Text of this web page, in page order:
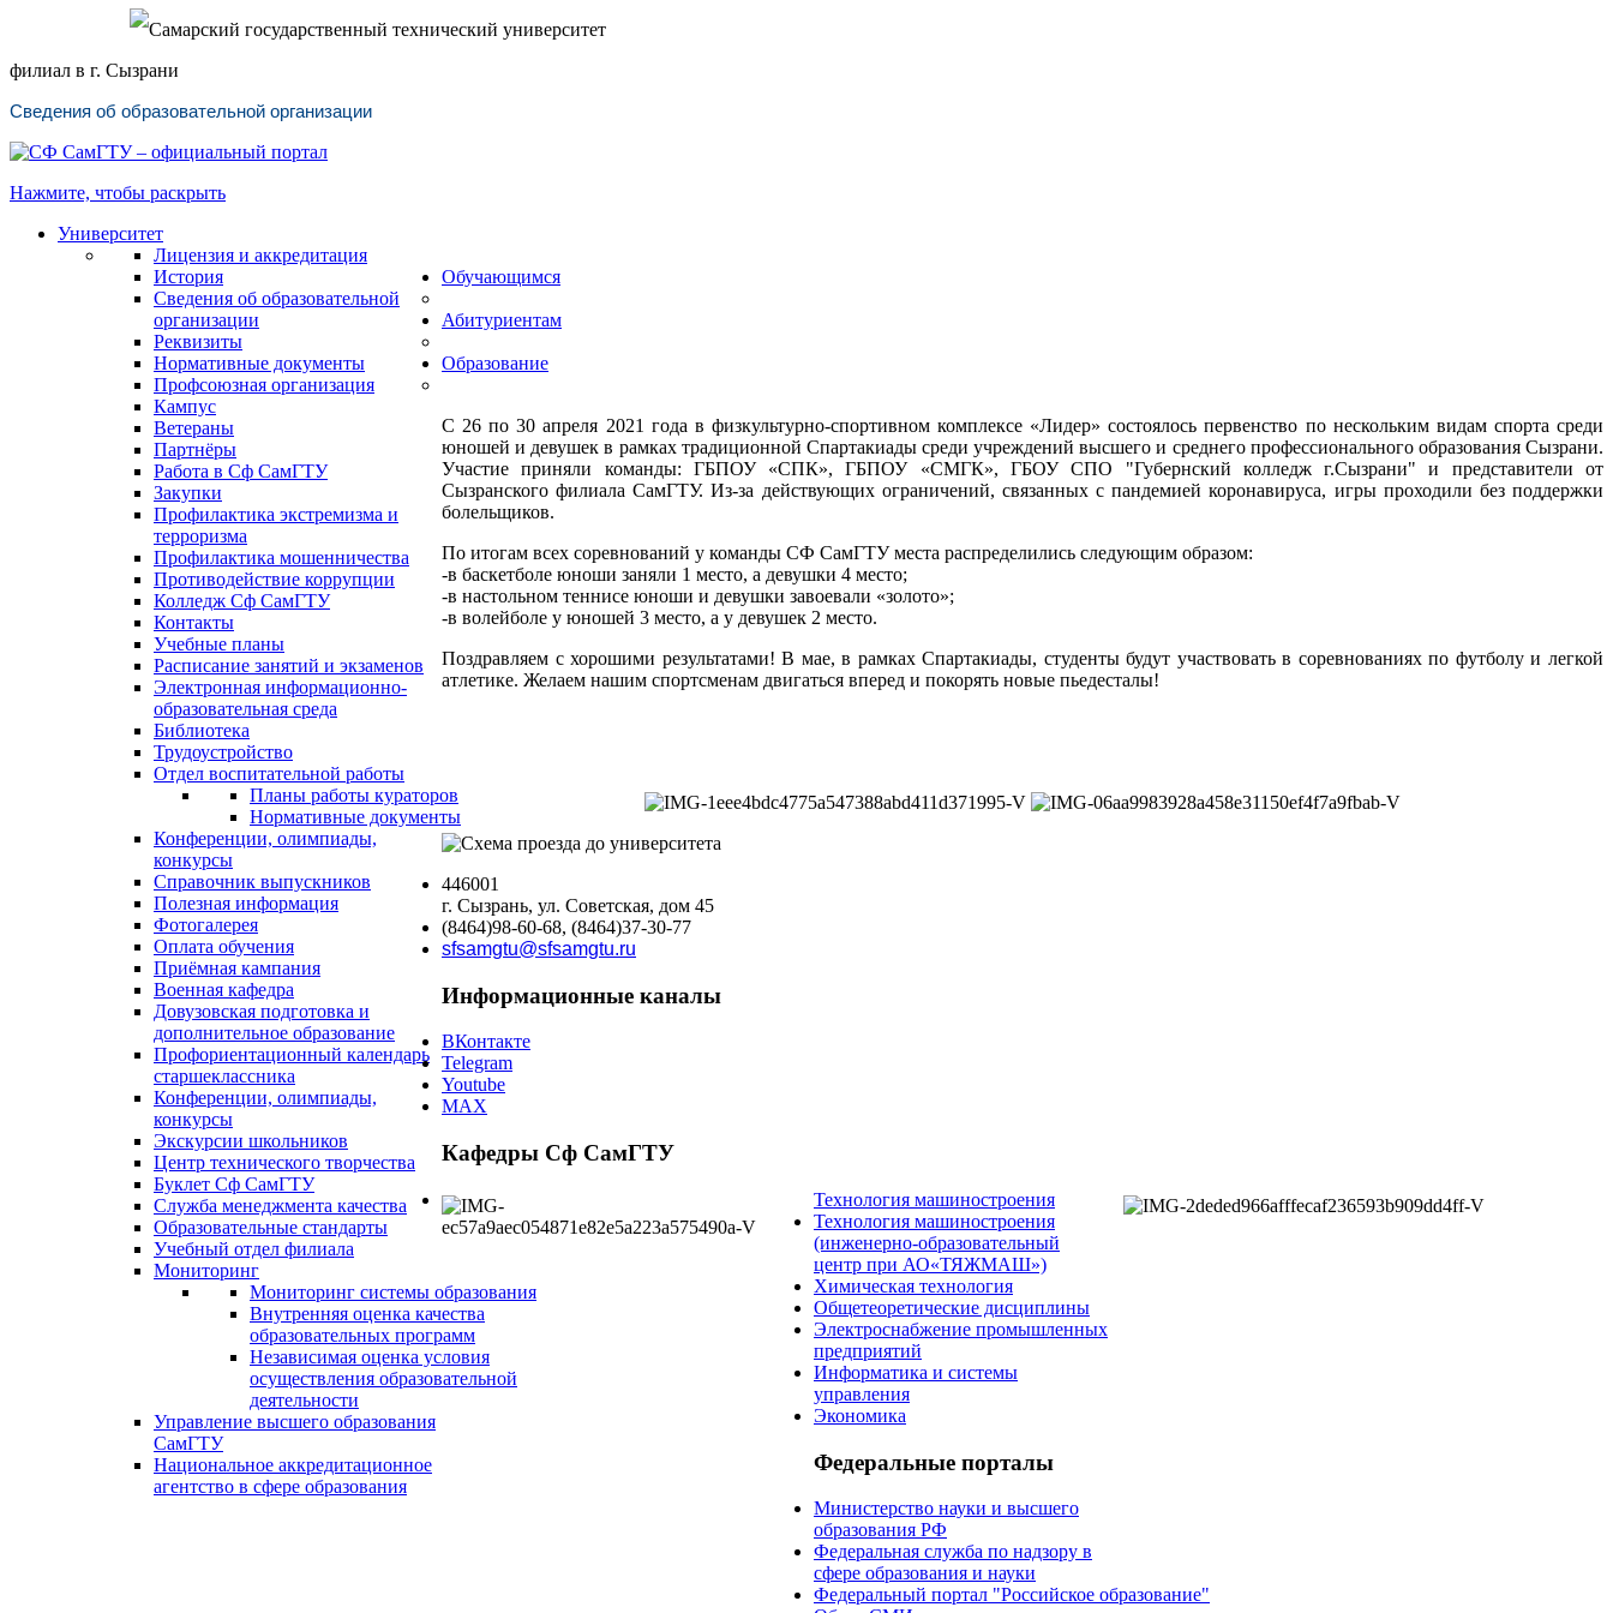
Самарский государственный технический университет
филиал в г. Сызрани
Сведения об образовательной организации
Нажмите, чтобы раскрыть
Университет
Лицензия и аккредитация
История
Сведения об образовательной
организации
Реквизиты
Нормативные документы
Профсоюзная организация
Кампус
Ветераны
Партнёры
Работа в Сф СамГТУ
Закупки
Профилактика экстремизма и
терроризма
Профилактика мошенничества
Противодействие коррупции
Колледж Сф СамГТУ
Контакты
Обучающимся
Учебные планы
Расписание занятий и экзаменов
Электронная информационно-
образовательная среда
Библиотека
Трудоустройство
Отдел воспитательной работы
Планы работы кураторов
Нормативные документы
Конференции, олимпиады,
конкурсы
Справочник выпускников
Полезная информация
Фотогалерея
Оплата обучения
Абитуриентам
Приёмная кампания
Военная кафедра
Довузовская подготовка и
дополнительное образование
Профориентационный календарь
старшеклассника
Конференции, олимпиады,
конкурсы
Экскурсии школьников
Центр технического творчества
Буклет Сф СамГТУ
Образование
Служба менеджмента качества
Образовательные стандарты
Учебный отдел филиала
Мониторинг
Мониторинг системы образования
Внутренняя оценка качества
образовательных программ
Независимая оценка условия
осуществления образовательной
деятельности
Управление высшего образования
СамГТУ
Национальное аккредитационное
агентство в сфере образования
С 26 по 30 апреля 2021 года в физкультурно-спортивном комплексе «Лидер» состоялось первенство по нескольким видам спорта среди
юношей и девушек в рамках традиционной Спартакиады среди учреждений высшего и среднего профессионального образования Сызрани.
Участие приняли команды: ГБПОУ «СПК», ГБПОУ «СМГК», ГБОУ СПО "Губернский колледж г.Сызрани" и представители от
Сызранского филиала СамГТУ. Из-за действующих ограничений, связанных с пандемией коронавируса, игры проходили без поддержки
болельщиков.
По итогам всех соревнований у команды СФ СамГТУ места распределились следующим образом:
-в баскетболе юноши заняли 1 место, а девушки 4 место;
-в настольном теннисе юноши и девушки завоевали «золото»;
-в волейболе у юношей 3 место, а у девушек 2 место.
Поздравляем с хорошими результатами! В мае, в рамках Спартакиады, студенты будут участвовать в соревнованиях по футболу и легкой
атлетике. Желаем нашим спортсменам двигаться вперед и покорять новые пьедесталы!
446001
г. Сызрань, ул. Советская, дом 45
(8464)98-60-68, (8464)37-30-77
sfsamgtu@sfsamgtu.ru
Информационные каналы
ВКонтакте
Telegram
Youtube
MAX
Кафедры Сф СамГТУ
Технология машиностроения
Технология машиностроения
(инженерно-образовательный
центр при АО«ТЯЖМАШ»)
Химическая технология
Общетеоретические дисциплины
Электроснабжение промышленных
предприятий
Информатика и системы
управления
Экономика
Федеральные порталы
Министерство науки и высшего
образования РФ
Федеральная служба по надзору в
сфере образования и науки
Федеральный портал "Российское образование"